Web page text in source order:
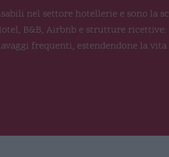
nel settore hotellerie e sono la
B&B, Airbnb e strutture
frequenti, estendendone la